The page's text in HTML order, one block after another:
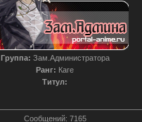
Группа: Зам.Администратора
Ранг: Каге
Титул:
Сообщений: 7165